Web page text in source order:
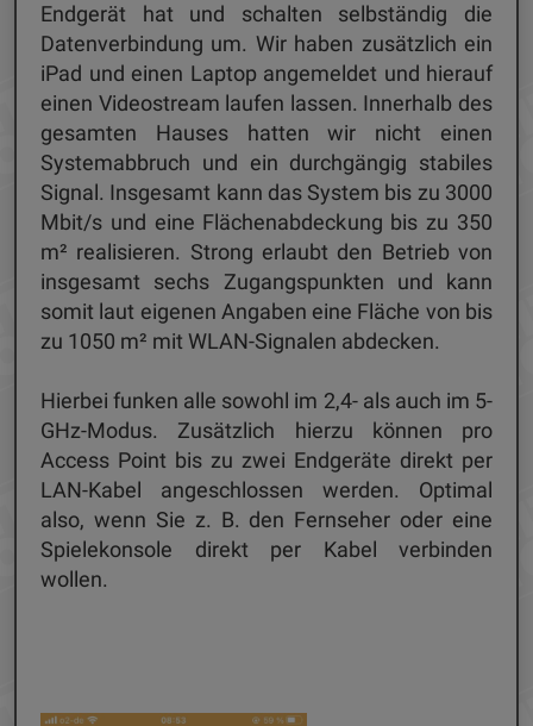
Endgerät hat und schalten selbständig die
Datenverbindung um. Wir haben zusätzlich ein
iPad und einen Laptop angemeldet und hierauf
einen Videostream laufen lassen. Innerhalb des
gesamten Hauses hatten wir nicht einen
Systemabbruch und ein durchgängig stabiles
Signal. Insgesamt kann das System bis zu 3000
Mbit/s und eine Flächenabdeckung bis zu 350
m² realisieren. Strong erlaubt den Betrieb von
insgesamt sechs Zugangspunkten und kann
somit laut eigenen Angaben eine Fläche von bis
zu 1050 m² mit WLAN-Signalen abdecken.
Hierbei funken alle sowohl im 2,4- als auch im 5-
GHz-Modus. Zusätzlich hierzu können pro
Access Point bis zu zwei Endgeräte direkt per
LAN-Kabel angeschlossen werden. Optimal
also, wenn Sie z. B. den Fernseher oder eine
Spielekonsole direkt per Kabel verbinden
wollen.